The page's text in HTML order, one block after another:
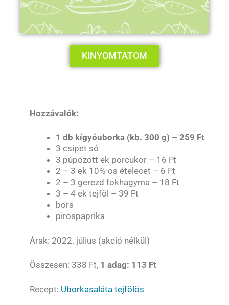
KINYOMTATOM
Hozzávalók:
1 db kígyóuborka (kb. 300 g) – 259 Ft
3 csipet só
3 púpozott ek porcukor – 16 Ft
2 – 3 ek 10%-os ételecet – 6 Ft
2 – 3 gerezd fokhagyma – 18 Ft
3 – 4 ek tejföl – 39 Ft
bors
pirospaprika
Árak: 2022. július (akció nélkül)
Összesen: 338 Ft, 1 adag: 113 Ft
Recept: Uborkasaláta tejfölös